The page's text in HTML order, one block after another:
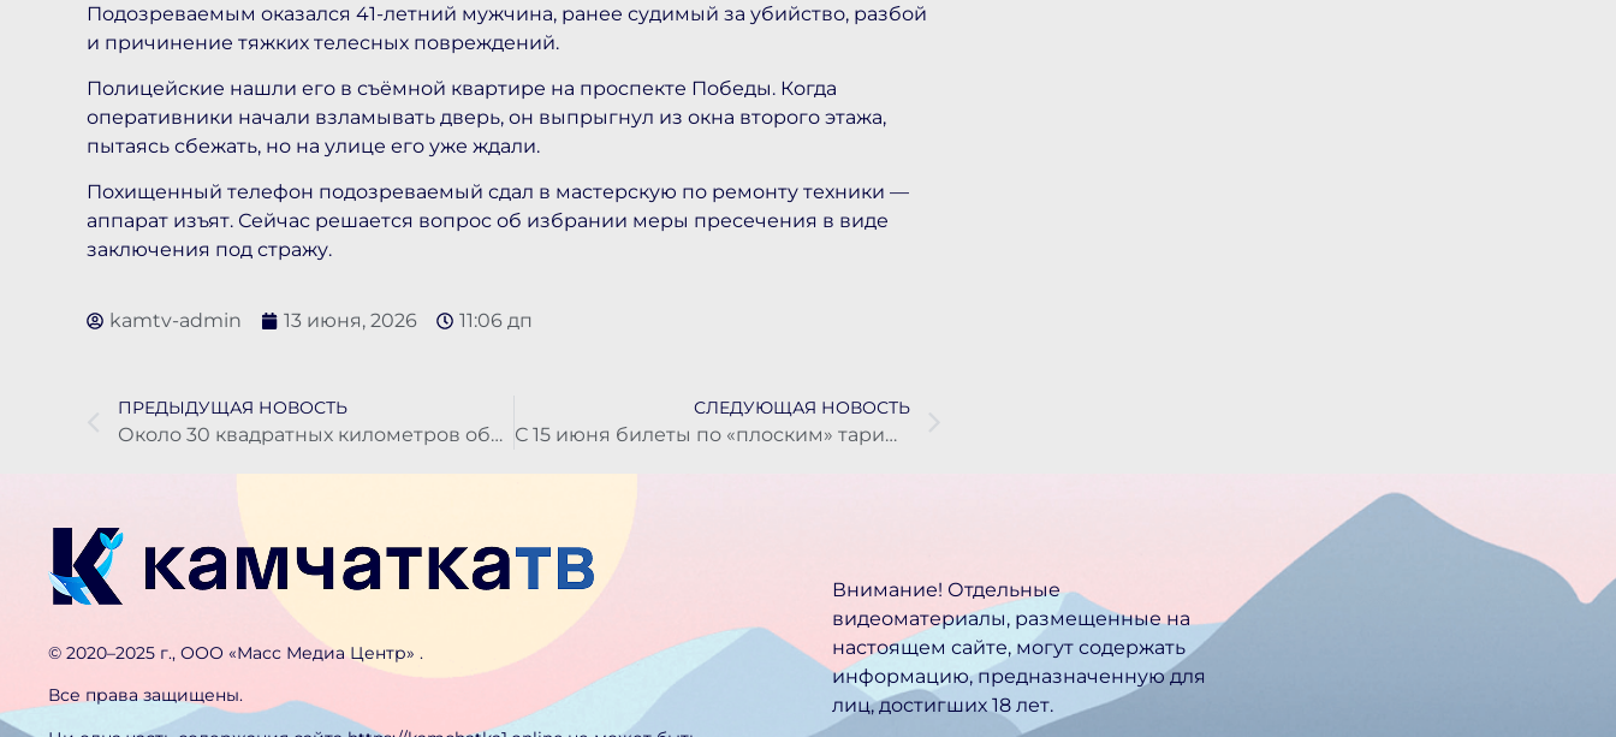
Подозреваемым оказался 41-летний мужчина, ранее судимый за убийство, разбой
и причинение тяжких телесных повреждений.
Полицейские нашли его в съёмной квартире на проспекте Победы. Когда
оперативники начали взламывать дверь, он выпрыгнул из окна второго этажа,
пытаясь сбежать, но на улице его уже ждали.
Похищенный телефон подозреваемый сдал в мастерскую по ремонту техники —
аппарат изъят. Сейчас решается вопрос об избрании меры пресечения в виде
заключения под стражу.
kamtv-admin 13 июня, 2026 11:06 дп
ПРЕДЫДУЩАЯ НОВОСТЬ
Около 30 квадратных километров обследовали спасатели в поисках охотника в Быстринском районе
СЛЕДУЮЩАЯ НОВОСТЬ
С 15 июня билеты по «плоским» тарифам смогут приобретать только россияне
©️ 2020–2025 г., ООО «Масс Медиа Центр» .
Все права защищены.
Внимание! Отдельные
видеоматериалы, размещенные на
настоящем сайте, могут содержать
информацию, предназначен­ную для
лиц, достигших 18 лет.